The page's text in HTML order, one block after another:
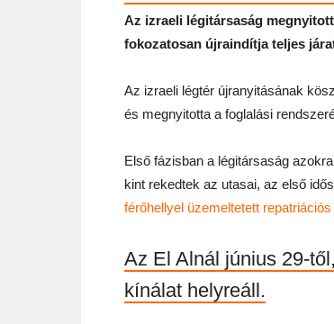
Az izraeli légitársaság
fokozatosan újraindítja teljes
Az izraeli légtér újranyitásának
és megnyitotta a foglalási
Első fázisban a légitársaság
kint rekedtek az utasai, az első
férőhellyel üzemeltetett
Az El Alnál június 29-
kínálat helyreáll.